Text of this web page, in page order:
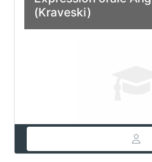
(Kraveski)